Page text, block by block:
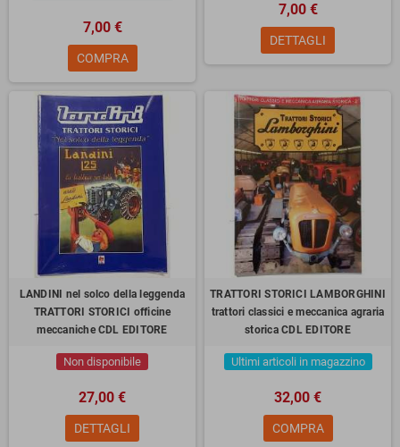
7,00 €
COMPRA
7,00 €
DETTAGLI
LANDINI nel solco della leggenda
TRATTORI STORICI officine
meccaniche CDL EDITORE
Non disponibile
27,00 €
DETTAGLI
TRATTORI STORICI LAMBORGHINI
trattori classici e meccanica agraria
storica CDL EDITORE
Ultimi articoli in magazzino
32,00 €
COMPRA